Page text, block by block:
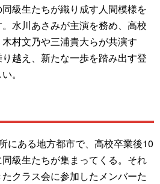
級生たちが織り成す人間模様を
水川あさみが主演を務め、高校
村文乃や三浦貴大らが共演す
越え、新たな一歩を踏み出す登
。
にある地方都市で、高校卒業後10
級生たちが集まってくる。それ
クラス会に参加したメンバーた